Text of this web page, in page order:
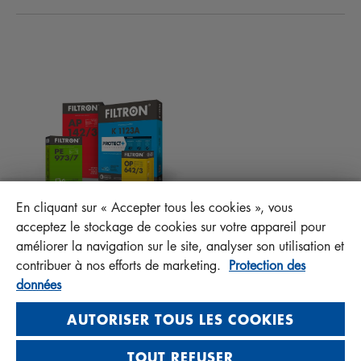
PROTECT+
FAQ
MANN+HUMMEL FT Poland
Sp. z o. o. Sp. k.
ul. Wrocławska 145, 63-800 GOSTYŃ, POLAND
Privacy Statement
Imprint
En cliquant sur « Accepter tous les cookies », vous
acceptez le stockage de cookies sur votre appareil pour
améliorer la navigation sur le site, analyser son utilisation et
contribuer à nos efforts de marketing. Protection des
données
AUTORISER TOUS LES COOKIES
TOUT REFUSER